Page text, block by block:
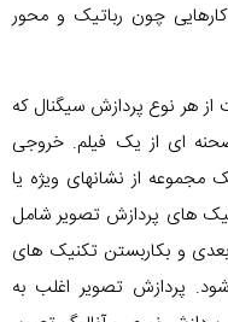
چون رباتیک و محور
هر نوع پردازش سیگنال که
ای از یک فیلم. خروجی
مجموعه از نشانهای ویژه یا
های پردازش تصویر شامل
و بکاربستن تکنیک های
پردازش تصویر اغلب به